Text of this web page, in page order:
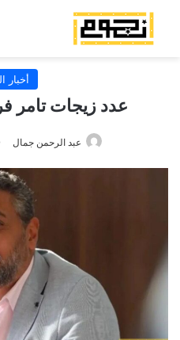
أخبار
عدد زيجات تامر
عبد الرحمن جمال